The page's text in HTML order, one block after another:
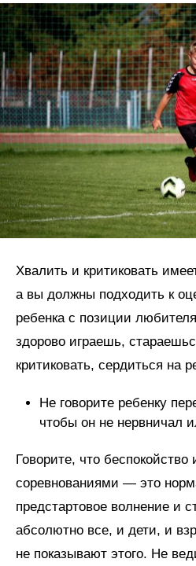
Хвалить и критиковать
а вы должны подходить к
ребенка с позиции
здорово играешь,
критиковать, сердиться на
Не говорите ребенку
чтобы он не нервничал
Говорите, что
соревнованиями — это
предстартовое волнение и
абсолютно все, и дети, и
не показывают этого. Не